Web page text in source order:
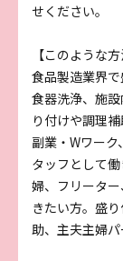
せください。
【このような方
食品製造業界で
食器洗浄、施
り付けや調理
副業・Wワー
タッフとして
婦、フリータ
きたい方。盛
助、主夫主婦